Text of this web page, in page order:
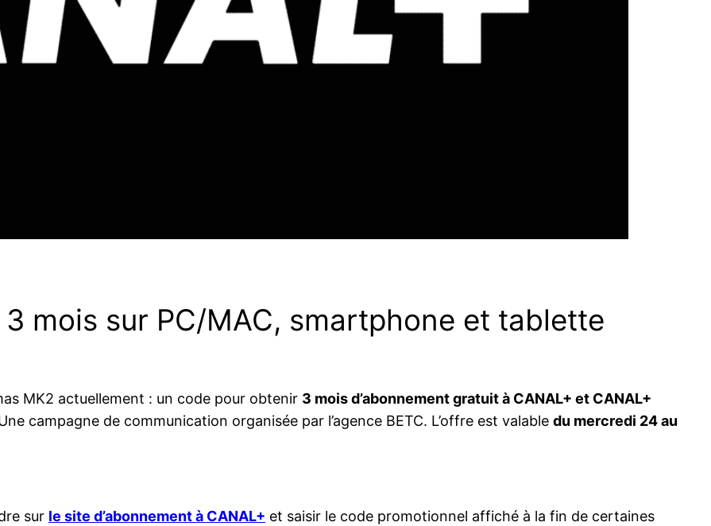
mois sur PC/MAC, smartphone et tablette
MK2 actuellement : un code pour obtenir 3 mois d’abonnement gratuit à CANAL+ et CANAL+
campagne de communication organisée par l’agence BETC. L’offre est valable du mercredi 24 au
sur le site d’abonnement à CANAL+ et saisir le code promotionnel affiché à la fin de certaines